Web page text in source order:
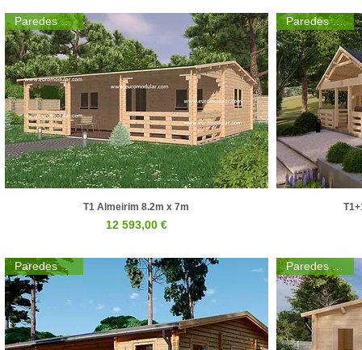
Visualização rápida
Paredes 44mm
T1 Almeirim 8.2m x 7m
Preço
12 593,00 €
Paredes 44mm
Paredes 44mm Paredes 44mm